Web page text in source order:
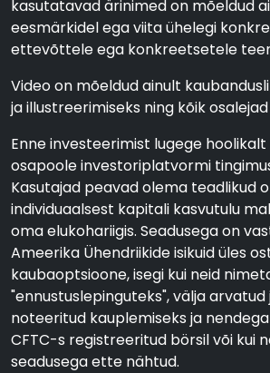
kasutatavad ärinimed on mõeldud
eesmärkidel ega viita ühelegi
ettevõttele ega konkreetsetele
Video on mõeldud ainult
ja illustreerimiseks ning kõik
Enne investeerimist lugege
osapoole investoriplatvormi
Kasutajad peavad olema teadlikud
individuaalsest kapitali kasvutulu
oma elukohariigis. Seadusega on
Ameerika Ühendriikide isikuid üles
kaubaoptsioone, isegi kui neid
"ennustuslepinguteks", välja arvatud
noteeritud kauplemiseks ja
CFTC-s registreeritud börsil või kui
seadusega ette nähtud.